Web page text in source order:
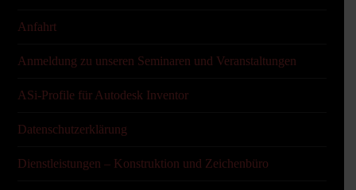
Anfahrt
Anmeldung zu unseren Seminaren und Veranstaltungen
ASi-Profile für Autodesk Inventor
Datenschutzerklärung
Dienstleistungen – Konstruktion und Zeichenbüro